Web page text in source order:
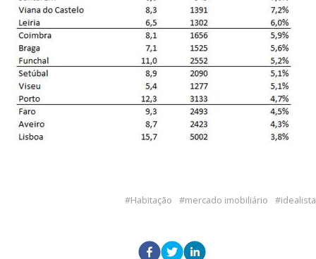
Habitação mercado imobiliário idealista